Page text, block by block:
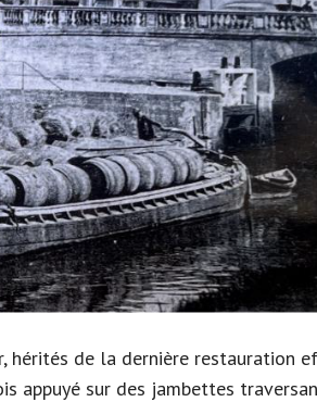
de la dernière restauration
appuyé sur des jambettes